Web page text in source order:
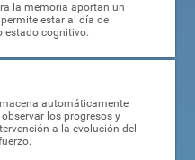
la memoria aportan un
estar al día de
estado cognitivo.
automáticamente
los progresos y
a la evolución del